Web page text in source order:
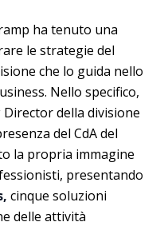
ha tenuto una
le strategie del
che lo guida nello
Nello specifico,
della divisione
del CdA del
la propria immagine
presentando
cinque soluzioni
delle attività